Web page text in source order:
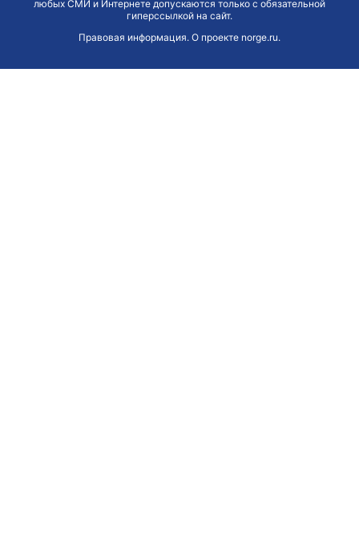
любых СМИ и Интернете допускаются только с обязательной
гиперссылкой на сайт.
Правовая информация. О проекте norge.ru.